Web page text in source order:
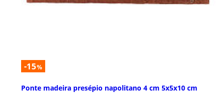
-15%
Ponte madeira presépio napolitano 4 cm 5x5x10 cm